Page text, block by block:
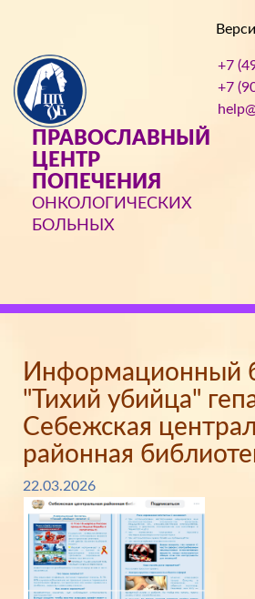
ПРАВОСЛАВНЫЙ
ЦЕНТР
ПОПЕЧЕНИЯ
ОНКОЛОГИЧЕСКИХ
БОЛЬНЫХ
+7
+7
Информационный
"Тихий убийца"
Себежская
районная
22.03.2026